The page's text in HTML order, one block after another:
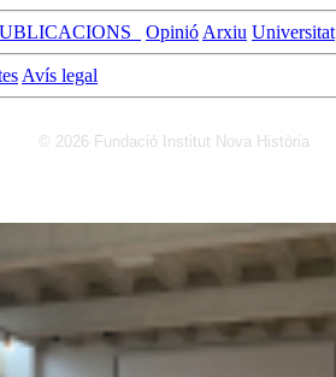
Opinió Arxiu Universitat
Avís legal
© 2026 Fundació Institut Nova Història